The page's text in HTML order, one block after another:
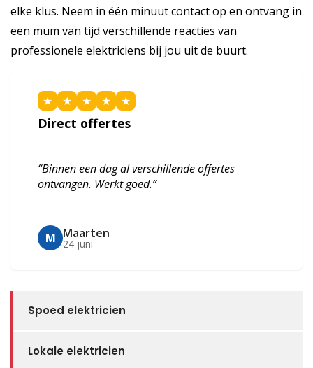
elke klus. Neem in één minuut contact op en ontvang in
een mum van tijd verschillende reacties van
professionele elektriciens bij jou uit de buurt.
★ ★ ★ ★ ★
Direct offertes
“Binnen een dag al verschillende offertes
ontvangen. Werkt goed.”
M Maarten
24 juni
Spoed elektricien
Lokale elektricien